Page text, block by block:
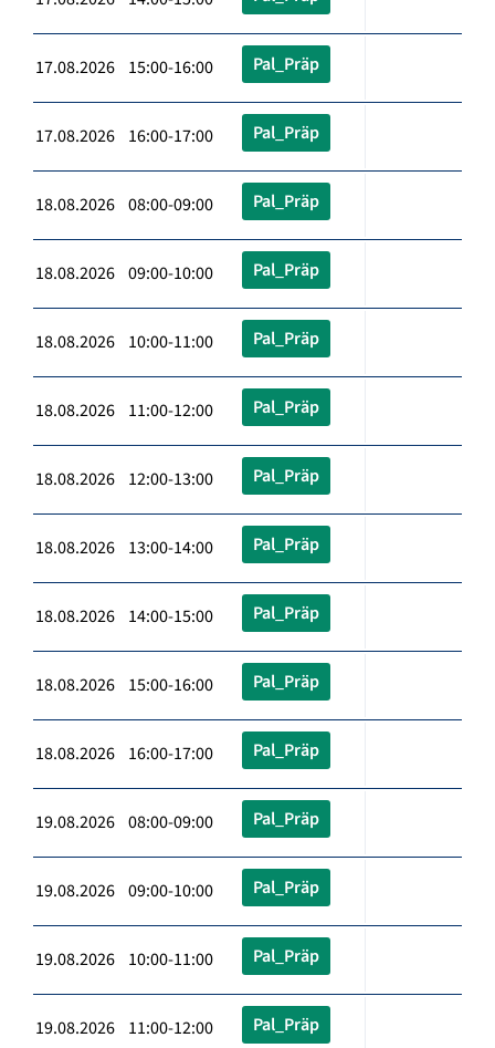
17.08.2026 15:00-16:00 Pal_Präp
17.08.2026 16:00-17:00 Pal_Präp
18.08.2026 08:00-09:00 Pal_Präp
18.08.2026 09:00-10:00 Pal_Präp
18.08.2026 10:00-11:00 Pal_Präp
18.08.2026 11:00-12:00 Pal_Präp
18.08.2026 12:00-13:00 Pal_Präp
18.08.2026 13:00-14:00 Pal_Präp
18.08.2026 14:00-15:00 Pal_Präp
18.08.2026 15:00-16:00 Pal_Präp
18.08.2026 16:00-17:00 Pal_Präp
19.08.2026 08:00-09:00 Pal_Präp
19.08.2026 09:00-10:00 Pal_Präp
19.08.2026 10:00-11:00 Pal_Präp
19.08.2026 11:00-12:00 Pal_Präp